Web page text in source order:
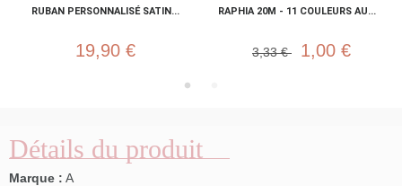
RUBAN PERSONNALISÉ SATIN...
19,90 €
RAPHIA 20M - 11 COULEURS AU...
3,33 € 1,00 €
Détails du produit
Marque : A